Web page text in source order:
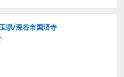
県/深谷市国済寺